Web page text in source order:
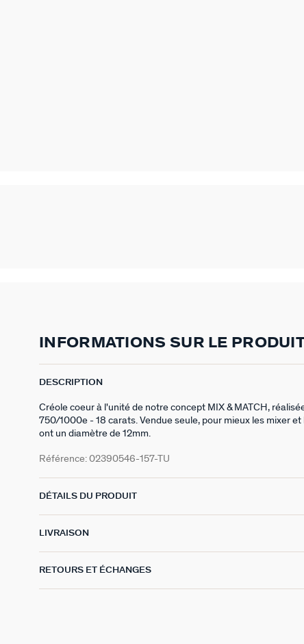
INFORMATIONS SUR LE
DESCRIPTION
Créole coeur à l'unité de notre concept MIX & MATCH,
750/1000e - 18 carats. Vendue seule, pour mieux les mixer et
ont un diamètre de 12mm.
Référence: 02390546-157-TU
DÉTAILS DU PRODUIT
LIVRAISON
RETOURS ET ÉCHANGES